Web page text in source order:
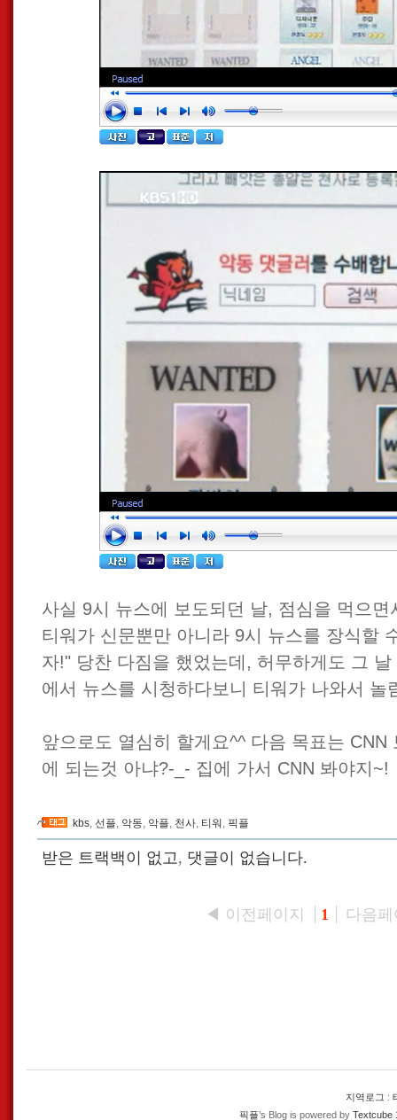
사실 9시 뉴스에 보도되던 날, 점심을 먹으
티워가 신문뿐만 아니라 9시 뉴스를 장식할
자!" 당찬 다짐을 했었는데, 허무하게도 그
에서 뉴스를 시청하다보니 티워가 나와서 놀
앞으로도 열심히 할게요^^ 다음 목표는 CNN
에 되는것 아냐?-_- 집에 가서 CNN 봐야지~!
kbs, 선플, 악동, 악플, 천사, 티워 , 픽플
받은 트랙백이 없고, 댓글이 없습니다.
◀ 이전페이지 1 다음
지역로그 :
픽플’s Blog is powered by Textcube